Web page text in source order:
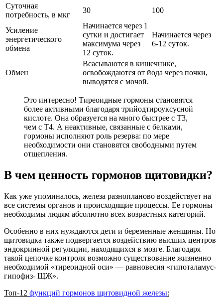
Суточная
потребность, в мкг
30 100
Усиление
энергетического
обмена
Начинается через 1
сутки и достигает
максимума через
12 суток.
Начинается через
6-12 суток.
Обмен
Всасываются в кишечнике,
освобождаются от йода через почки,
выводятся с мочой.
Это интересно! Тиреоидные гормоны становятся
более активными благодаря трийодтироуксусной
кислоте. Она образуется на много быстрее с Т3,
чем с Т4. А неактивные, связанные с белками,
гормоны исполняют роль резерва: по мере
необходимости они становятся свободными путем
отщепления.
В чем ценность гормонов щитовидки?
Как уже упоминалось, железа разнопланово воздействует на
все системы органов и происходящие процессы. Ее гормоны
необходимы людям абсолютно всех возрастных категорий.
Особенно в них нуждаются дети и беременные женщины. Но
щитовидка также подвергается воздействию высших центров
эндокринной регуляции, находящихся в мозге. Благодаря
такой цепочке контроля возможно существование жизненно
необходимой «тиреоидной оси» — равновесия «гипоталамус-
гипофиз- ЩЖ».
Топ-12 функций гормонов щитовидной железы: